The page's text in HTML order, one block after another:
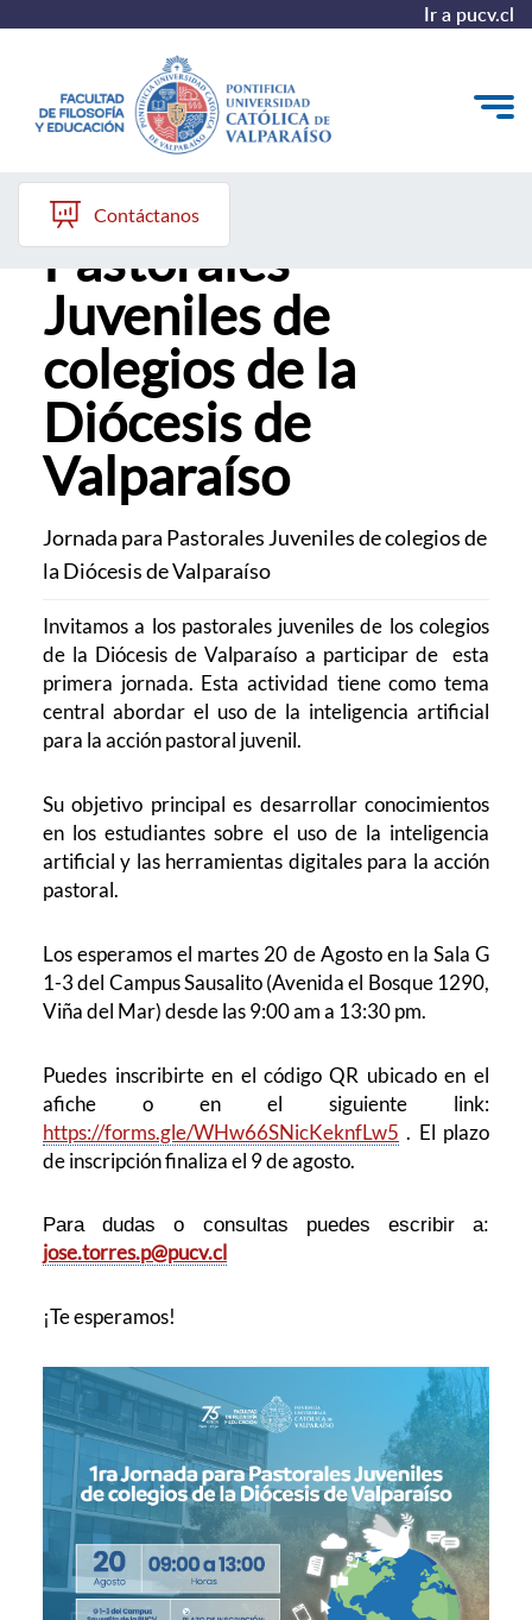
Ir a pucv.cl
Quiénes somos
Líneas de trabajo 2025-2028
Historia
Proyecto Conocimientos 2030
Reportes
Contáctanos
Jornada para
Pastorales
Juveniles de
colegios de la
Diócesis de
Valparaíso
Jornada para Pastorales Juveniles de colegios de
la Diócesis de Valparaíso
Invitamos a los pastorales juveniles de los colegios
de la Diócesis de Valparaíso a participar de esta
primera jornada. Esta actividad tiene como tema
central abordar el uso de la inteligencia artificial
para la acción pastoral juvenil.
Su objetivo principal es desarrollar conocimientos
en los estudiantes sobre el uso de la inteligencia
artificial y las herramientas digitales para la acción
pastoral.
Los esperamos el martes 20 de Agosto en la Sala G
1-3 del Campus Sausalito (Avenida el Bosque 1290,
Viña del Mar) desde las 9:00 am a 13:30 pm.
Puedes inscribirte en el código QR ubicado en el
afiche o en el siguiente link:
https://forms.gle/WHw66SNicKeknfLw5 . El plazo
de inscripción finaliza el 9 de agosto.
Para dudas o consultas puedes escribir a:
jose.torres.p@pucv.cl
¡Te esperamos!